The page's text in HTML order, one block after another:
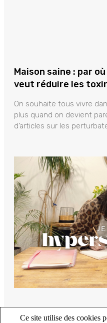
Maison saine : par
veut réduire les
On souhaite tous vivre
plus quand on devient
d’articles sur les
Ce site utilise des cookies